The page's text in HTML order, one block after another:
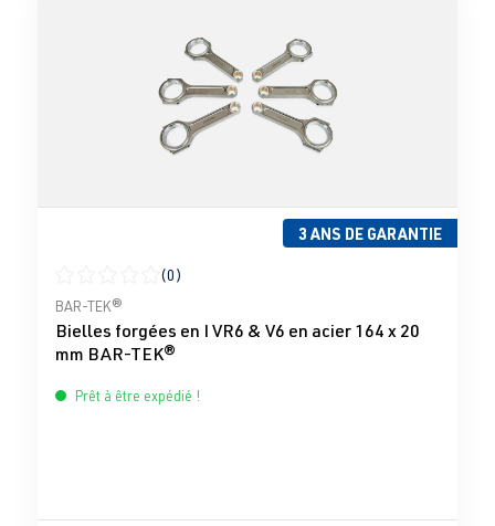
3 ANS DE GARANTIE
Note moyenne de 0 sur 5 étoiles
(0)
BAR-TEK®
Bielles forgées en I VR6 & V6 en acier 164 x 20
mm BAR-TEK®
Prêt à être expédié !